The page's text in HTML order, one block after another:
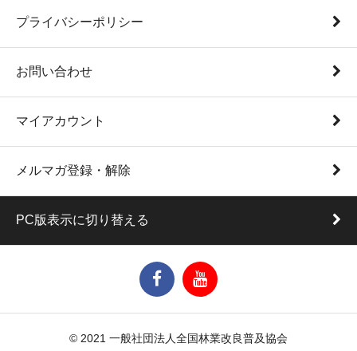
プライバシーポリシー
お問い合わせ
マイアカウント
メルマガ登録・解除
PC版表示に切り替える
© 2021 一般社団法人全国林業改良普及協会